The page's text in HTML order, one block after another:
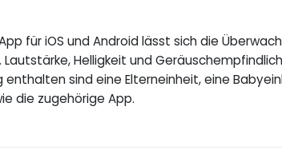
für iOS und Android lässt sich die
Helligkeit und
enthalten sind eine Elterneinheit, eine
die zugehörige App.